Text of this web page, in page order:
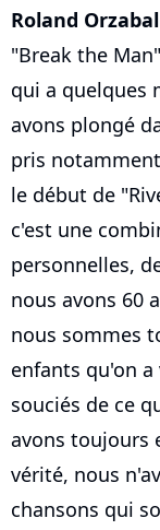
Roland
"Break the
qui a quelques
avons plongé
pris
le début de
c'est une
personnelles,
nous avons 60
nous sommes
enfants qu'on
souciés de ce
avons toujours
vérité, nous
chansons qui